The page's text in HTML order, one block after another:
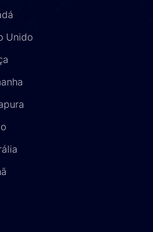
Unido